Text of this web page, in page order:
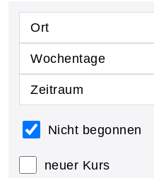
Ort
Wochentage
Zeitraum
Nicht begonnen
neuer Kurs